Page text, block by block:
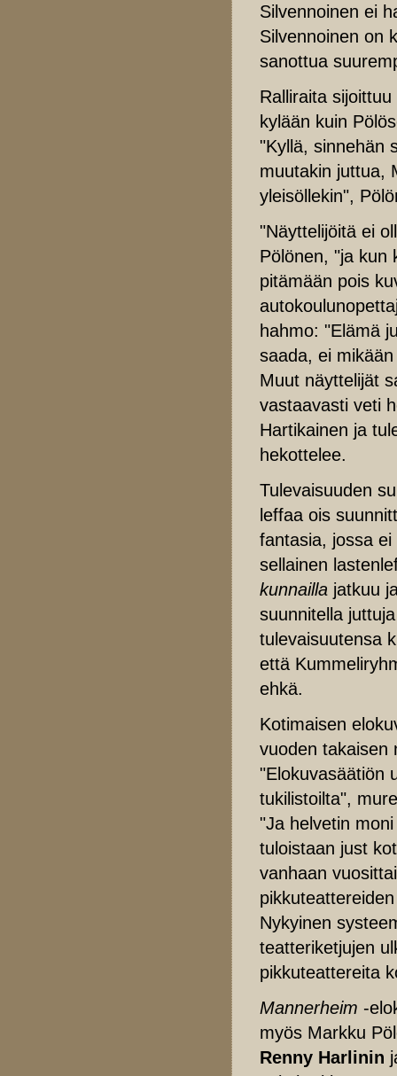
Silvennoinen ei
Silvennoinen on
sanottua
Ralliraita
kylään kuin
"Kyllä, sinnehän
muutakin juttua,
yleisöllekin",
"Näyttelijöitä ei
Pölönen, "ja kun
pitämään pois
hahmo: "Elämä
saada, ei
Muut näyttelijät
vastaavasti veti
Hartikainen ja
hekottelee.
Tulevaisuuden
leffaa ois
fantasia, jossa
sellainen
kunnailla jatkuu
suunnitella
tulevaisuutensa
että
ehkä.
Kotimaisen
vuoden takaisen
"Elokuvasäätiön
tukilistoilta",
"Ja helvetin
tuloistaan just
vanhaan
Nykyinen
teatteriketjujen
pikkuteattereita
Mannerheim -
myös Markku
Renny Harlinin